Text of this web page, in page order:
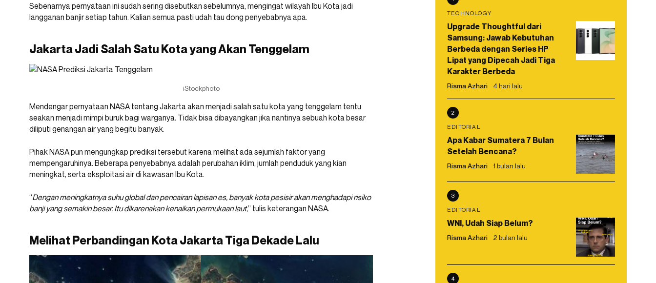
Sebenarnya pernyataan ini sudah sering disebutkan sebelumnya, mengingat wilayah Ibu Kota jadi
langganan banjir setiap tahun. Kalian semua pasti udah tau dong penyebabnya apa.
Jakarta Jadi Salah Satu Kota yang Akan Tenggelam
iStockphoto
Mendengar pernyataan NASA tentang Jakarta akan menjadi salah satu kota yang tenggelam tentu
seakan menjadi mimpi buruk bagi warganya. Tidak bisa dibayangkan jika nantinya sebuah kota besar
diliputi genangan air yang begitu banyak.
Pihak NASA pun mengungkap prediksi tersebut karena melihat ada sejumlah faktor yang
mempengaruhinya. Beberapa penyebabnya adalah perubahan iklim, jumlah penduduk yang kian
meningkat, serta eksploitasi air di kawasan Ibu Kota.
“Dengan meningkatnya suhu global dan pencairan lapisan es, banyak kota pesisir akan menghadapi risiko
banji yang semakin besar. Itu dikarenakan kenaikan permukaan laut,” tulis keterangan NASA.
Melihat Perbandingan Kota Jakarta Tiga Dekade Lalu
TECHNOLOGY
Upgrade Thoughtful dari
Samsung: Jawab Kebutuhan
Berbeda dengan Series HP
Lipat yang Dipecah Jadi Tiga
Karakter Berbeda
Risma Azhari 4 hari lalu
2
EDITORIAL
Apa Kabar Sumatera 7 Bulan
Setelah Bencana?
Risma Azhari 1 bulan lalu
3
EDITORIAL
WNI, Udah Siap Belum?
Risma Azhari 2 bulan lalu
4